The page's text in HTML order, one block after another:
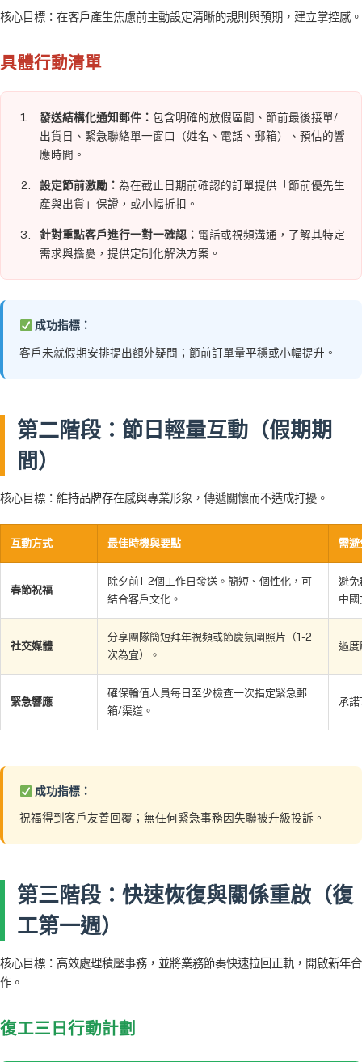
核心目標：在客戶產生焦慮前主動設定清晰的規則與預期，建立掌控感。
具體行動清單
發送結構化通知郵件： 包含明確的放假區間、節前最後接單/
出貨日、緊急聯絡單一窗口（姓名、電話、郵箱）、預估的響
應時間。
設定節前激勵： 為在截止日期前確認的訂單提供「節前優先生
產與出貨」保證，或小幅折扣。
針對重點客戶進行一對一確認： 電話或視頻溝通，了解其特定
需求與擔憂，提供定制化解決方案。
成功指標：
客戶未就假期安排提出額外疑問；節前訂單量平穩或小幅提升。
第二階段：節日輕量互動（假期期
間）
核心目標：維持品牌存在感與專業形象，傳遞關懷而不造成打擾。
互動方式 最佳時機與要點 需避
春節祝福
除夕前1-2個工作日發送。簡短、個性化，可
結合客戶文化。
避免
中
社交媒體
分享團隊簡短拜年視頻或節慶氛圍照片（1-2
次為宜）。
過度
緊急響應
確保輪值人員每日至少檢查一次指定緊急郵
箱/渠道。
承
成功指標：
祝福得到客戶友善回覆；無任何緊急事務因失聯被升級投訴。
第三階段：快速恢復與關係重啟（復
工第一週）
核心目標：高效處理積壓事務，並將業務節奏快速拉回正軌，開啟新年合
作。
復工三日行動計劃